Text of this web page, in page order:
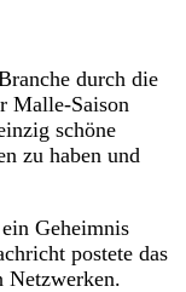
durch die
Malle-Saison
schöne
zu haben und
Geheimnis
postete das
Netzwerken.